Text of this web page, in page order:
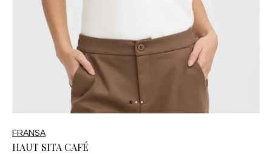
FRANSA
HAUT SITA CAFÉ